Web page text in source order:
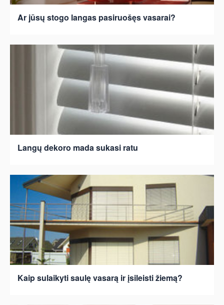
Ar jūsų stogo langas pasiruošęs vasarai?
Langų dekoro mada sukasi ratu
Kaip sulaikyti saulę vasarą ir įsileisti žiemą?